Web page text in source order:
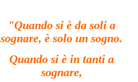
"Quando si è da soli a
sognare, è solo un sogno.
Quando si è in tanti a
sognare,